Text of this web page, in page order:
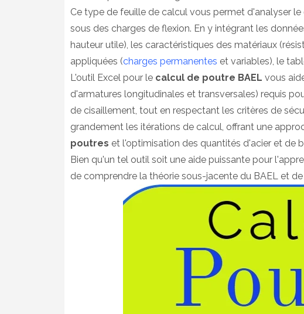
Ce type de feuille de calcul vous permet d'analyser
sous des charges de flexion. En y intégrant les
hauteur utile), les caractéristiques des matériaux
appliquées (charges permanentes et variables), le
L'outil Excel pour le calcul de poutre BAEL vous
d'armatures longitudinales et transversales) requis
de cisaillement, tout en respectant les critères de
grandement les itérations de calcul, offrant une
poutres et l'optimisation des quantités d'acier et de
Bien qu'un tel outil soit une aide puissante pour
de comprendre la théorie sous-jacente du BAEL et